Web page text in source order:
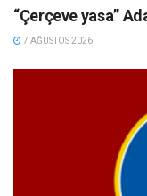
“Çerçeve yasa”
7 AĞUSTOS 2026